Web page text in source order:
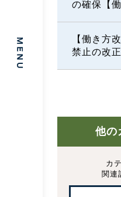
の確保【
【働き方
禁止の改
他の
カ
関連